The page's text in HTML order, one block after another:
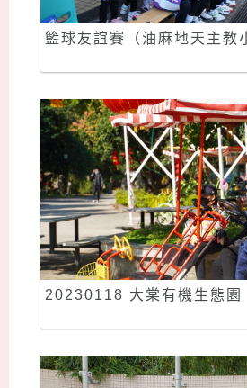
籃球友誼賽（油麻地天主教
20230118 大棠有機生態園